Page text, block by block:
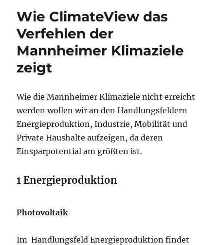
der
übrig?
Wie ClimateView das
Verfehlen der
Mannheimer Klimaziele
zeigt
Wie die Mannheimer Klimaziele nicht erreicht
werden wollen wir an den Handlungsfeldern
Energieproduktion, Industrie, Mobilität und
Private Haushalte aufzeigen, da deren
Einsparpotential am größten ist.
1 Energieproduktion
Photovoltaik
Im Handlungsfeld Energieproduktion findet